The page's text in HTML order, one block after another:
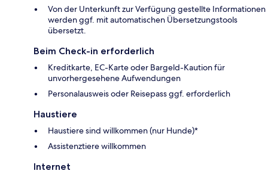
Von der Unterkunft zur Verfügung gestellte Informationen
werden ggf. mit automatischen Übersetzungstools
übersetzt.
Beim Check-in erforderlich
Kreditkarte, EC-Karte oder Bargeld-Kaution für
unvorhergesehene Aufwendungen
Personalausweis oder Reisepass ggf. erforderlich
Haustiere
Haustiere sind willkommen (nur Hunde)*
Assistenztiere willkommen
Internet